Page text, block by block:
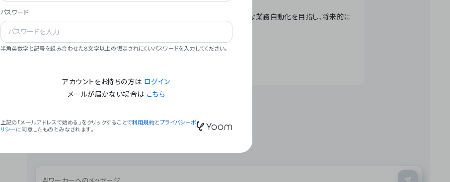
- **ビジョン**: 「Global Business Automation」 – 世界的な業務自動化を目指し、将来的に
### 会社概要
パスワード
半角英数字と記号を組み合わせた8文字以上の想定されにくいパスワードを入力してください。
アカウントをお持ちの方は ログイン
メールが届かない場合は こちら
上記の「メールアドレスで始める」をクリックすることで利用規約とプライバシーポ
リシー に同意したものとみなされます。